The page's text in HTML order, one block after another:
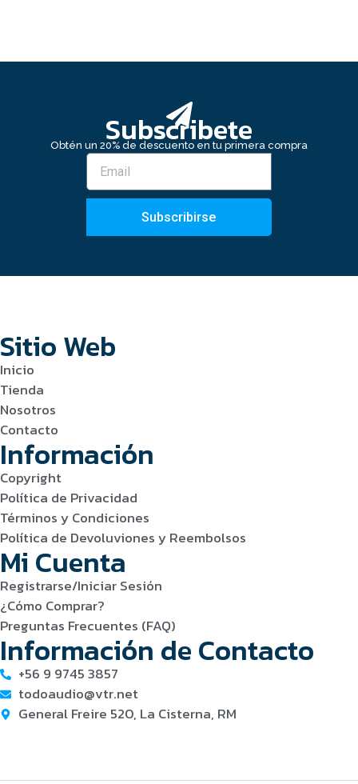
Subscribete
Obtén un 20% de descuento en tu primera compra
Subscribirse
Sitio Web
Inicio
Tienda
Nosotros
Contacto
Información
Copyright
Política de Privacidad
Términos y Condiciones
Política de Devoluviones y Reembolsos
Mi Cuenta
Registrarse/Iniciar Sesión
¿Cómo Comprar?
Preguntas Frecuentes (FAQ)
Información de Contacto
+56 9 9745 3857
todoaudio@vtr.net
General Freire 520, La Cisterna, RM